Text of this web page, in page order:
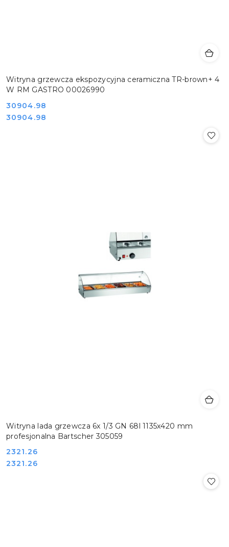
Witryna grzewcza ekspozycyjna ceramiczna TR-brown+ 4
W RM GASTRO 00026990
Cena:
30904.98
Cena:
30904.98
Witryna lada grzewcza 6x 1/3 GN 68l 1135x420 mm
profesjonalna Bartscher 305059
Cena:
2321.26
Cena:
2321.26